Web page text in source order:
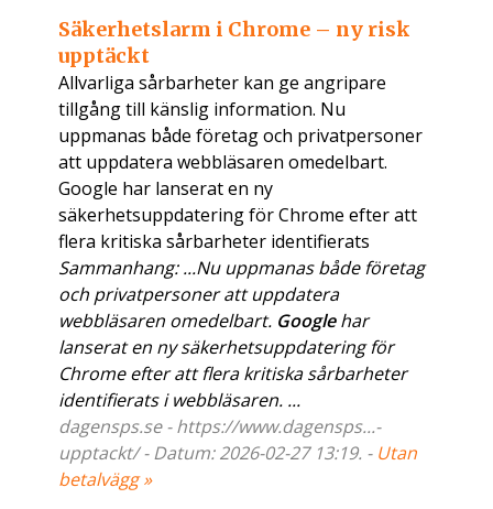
Säkerhetslarm i Chrome – ny risk
upptäckt
Allvarliga sårbarheter kan ge angripare
tillgång till känslig information. Nu
uppmanas både företag och privatpersoner
att uppdatera webbläsaren omedelbart.
Google har lanserat en ny
säkerhetsuppdatering för Chrome efter att
flera kritiska sårbarheter identifierats
Sammanhang: ...Nu uppmanas både företag
och privatpersoner att uppdatera
webbläsaren omedelbart. Googlehar
lanserat en ny säkerhetsuppdatering för
Chrome efter att flera kritiska sårbarheter
identifierats i webbläsaren. ...
dagensps.se - https://www.dagensps...-
upptackt/ - Datum: 2026-02-27 13:19. - Utan
betalvägg »